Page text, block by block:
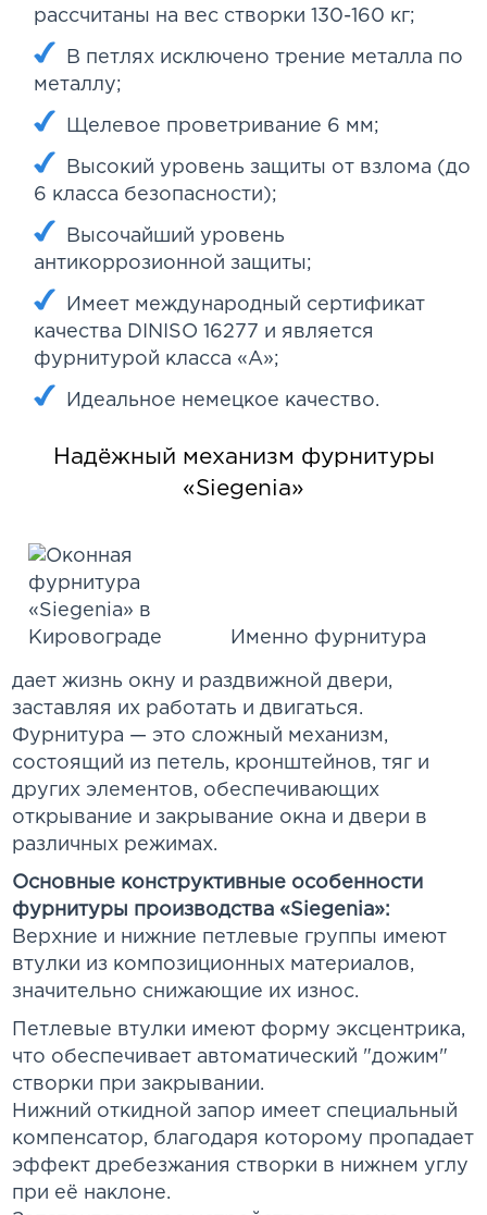
рассчитаны на вес створки 130-160 кг;
В петлях исключено трение металла по
металлу;
Щелевое проветривание 6 мм;
Высокий уровень защиты от взлома (до
6 класса безопасности);
Высочайший уровень
антикоррозионной защиты;
Имеет международный сертификат
качества DINISO 16277 и является
фурнитурой класса «А»;
Идеальное немецкое качество.
Надёжный механизм фурнитуры
«Siegenia»
Именно фурнитура
дает жизнь окну и раздвижной двери,
заставляя их работать и двигаться.
Фурнитура — это сложный механизм,
состоящий из петель, кронштейнов, тяг и
других элементов, обеспечивающих
открывание и закрывание окна и двери в
различных режимах.
Основные конструктивные особенности
фурнитуры производства «Siegenia»:
Верхние и нижние петлевые группы имеют
втулки из композиционных материалов,
значительно снижающие их износ.
Петлевые втулки имеют форму эксцентрика,
что обеспечивает автоматический "дожим"
створки при закрывании.
Нижний откидной запор имеет специальный
компенсатор, благодаря которому пропадает
эффект дребезжания створки в нижнем углу
при её наклоне.